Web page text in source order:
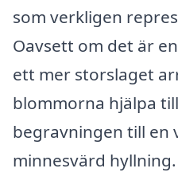
som verkligen
Oavsett om det är
ett mer storslaget
blommorna hjälpa
begravningen till en
minnesvärd hyllning.